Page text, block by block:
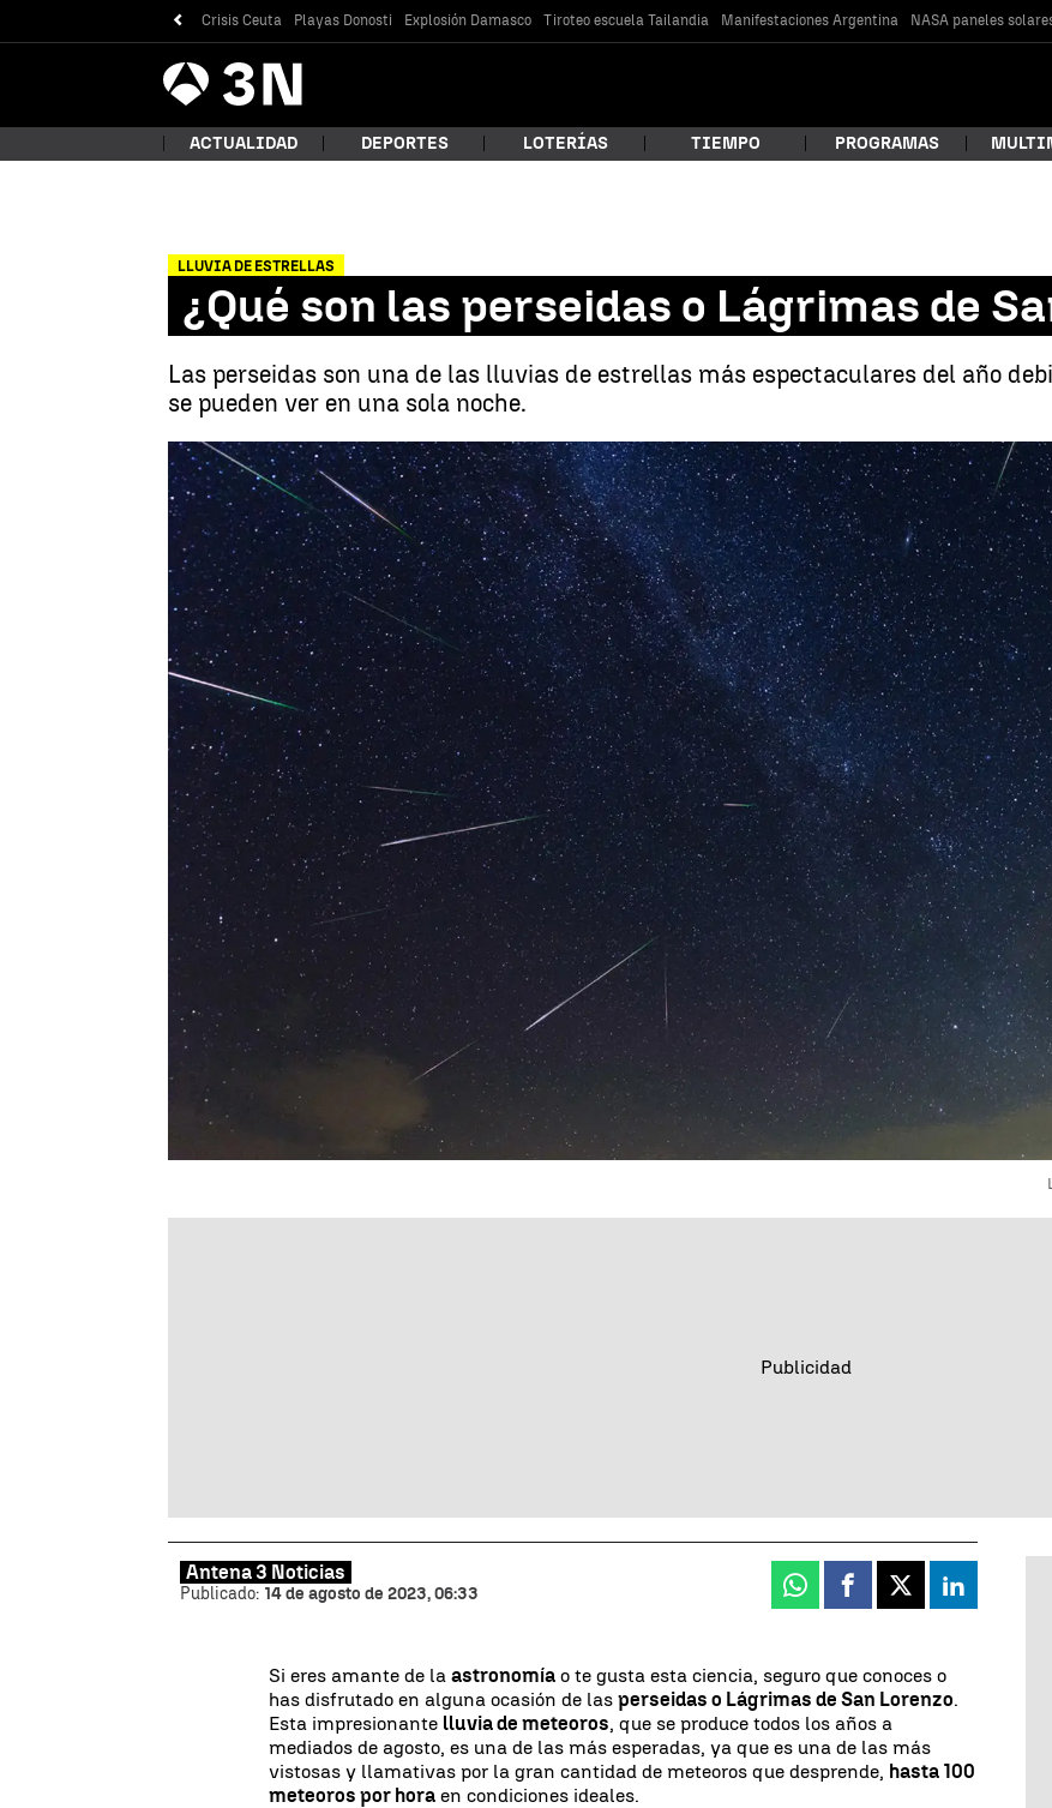
Crisis Ceuta Playas Donosti Explosión Damasco Tiroteo escuela Tailandia Manifestaciones Argentina NASA paneles
Antena
3 Noticias
¿Qué estás buscando?
Buscar
ACTUALIDAD DEPORTES LOTERÍAS TIEMPO PROGRAMAS
LLUVIA DE ESTRELLAS
¿Qué son las perseidas o Lágrimas de
Las perseidas son una de las lluvias de estrellas más espectaculares del año
se pueden ver en una sola noche.
Antena 3 Noticias
Publicado: 14 de agosto de 2023, 06:33 Whatsapp
Facebook
X Linkedin
Si eres amante de laastronomía o te gusta esta ciencia, seguro que conoces o
has disfrutado en alguna ocasión de lasperseidas o Lágrimas de San Lorenzo.
Esta impresionante lluvia de meteoros, que se produce todos los años a
mediados de agosto, es una de las más esperadas, ya que es una de las más
vistosas y llamativas por la gran cantidad de meteoros que desprende, hasta 100
meteoros por hora en condiciones ideales.